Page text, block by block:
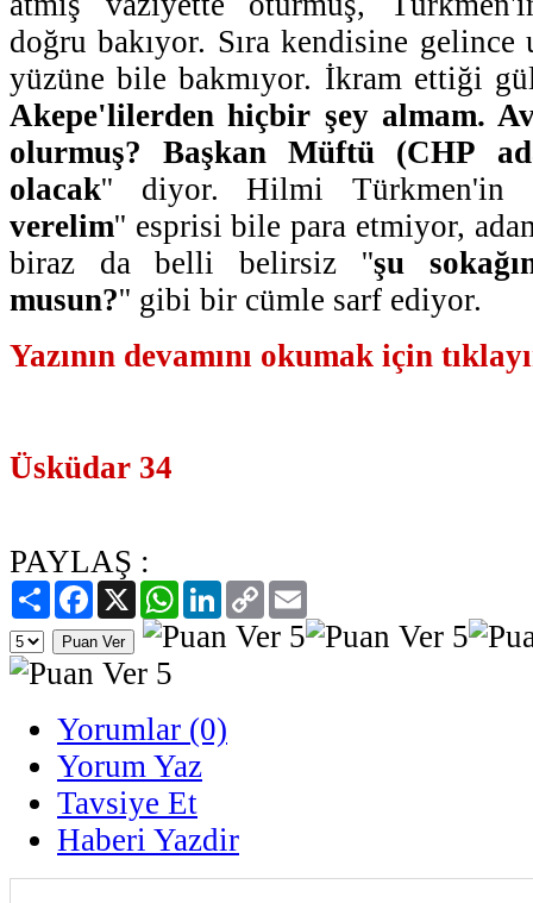
doğru bakıyor. Sıra kendisine gelince
yüzüne bile bakmıyor. İkram ettiği
Akepe'lilerden hiçbir şey almam.
olurmuş? Başkan Müftü (CHP
olacak'' diyor. Hilmi Türkmen'in
verelim'' esprisi bile para etmiyor,
biraz da belli belirsiz ''şu
musun?'' gibi bir cümle sarf ediyor.
Yazının devamını okumak için
Üsküdar 34
PAYLAŞ :
PaylaşFacebook
X WhatsAppLinkedIn
Copy
Link
Yorumlar (0)
Yorum Yaz
Tavsiye Et
Haberi Yazdir